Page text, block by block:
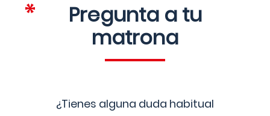
Pregunta a tu
matrona
¿Tienes alguna duda habitual